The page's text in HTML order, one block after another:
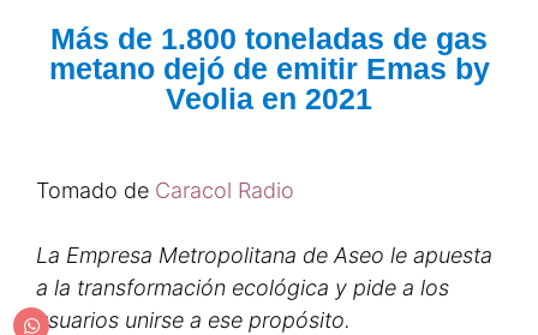
Más de 1.800 toneladas de gas
metano dejó de emitir Emas by
Veolia en 2021
Tomado de Caracol Radio
La Empresa Metropolitana de Aseo le apuesta
a la transformación ecológica y pide a los
usuarios unirse a ese propósito.